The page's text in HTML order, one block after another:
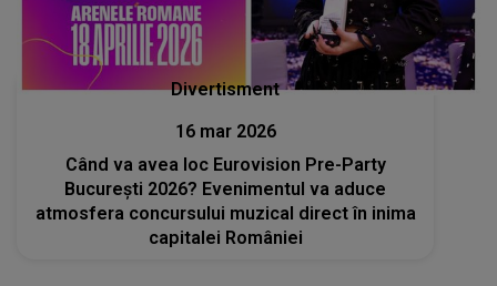
Divertisment
16 mar 2026
Când va avea loc Eurovision Pre-Party
București 2026? Evenimentul va aduce
atmosfera concursului muzical direct în inima
capitalei României